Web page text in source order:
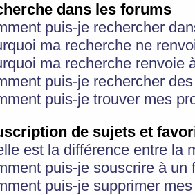
dans les forums
puis-je rechercher
ma recherche ne
ma recherche renvoie
puis-je rechercher
puis-je trouver mes
de sujets et
est la différence entre la
puis-je souscrire à
puis-je supprimer